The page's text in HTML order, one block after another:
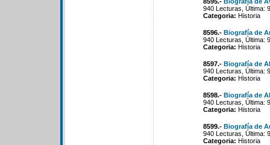
940 Lecturas, Última:
Categoria: Historia
8596.- Biografía de
940 Lecturas, Última:
Categoria: Historia
8597.- Biografía de
940 Lecturas, Última:
Categoria: Historia
8598.- Biografía de
940 Lecturas, Última:
Categoria: Historia
8599.- Biografía de
940 Lecturas, Última:
Categoria: Historia